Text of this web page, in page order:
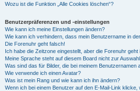
Wozu ist die Funktion „Alle Cookies löschen“?
Benutzerpräferenzen und -einstellungen
Wie kann ich meine Einstellungen ändern?
Wie kann ich verhindern, dass mein Benutzername in
Die Forenuhr geht falsch!
Ich habe die Zeitzone eingestellt, aber die Forenuhr geht
Meine Sprache steht auf diesem Board nicht zur
Was sind das für Bilder, die bei meinem Benutzernamen
Wie verwende ich einen Avatar?
Was ist mein Rang und wie kann ich ihn ändern?
Wenn ich bei einem Benutzer auf den E-Mail-Link